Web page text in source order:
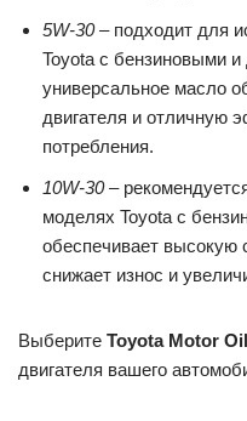
5W-30– подходит для
Toyota с бензиновыми
универсальное масло
двигателя и отличную
потребления.
10W-30–
моделях Toyota с
обеспечивает высокую
снижает износ и
Выберите Toyota Motor Oil
двигателя вашего